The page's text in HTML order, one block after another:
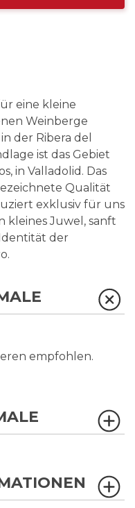
eine kleine
Weinberge
der Ribera del
ist das Gebiet
in Valladolid. Das
Qualität
exklusiv für uns
kleines Juwel, sanft
der
empfohlen.